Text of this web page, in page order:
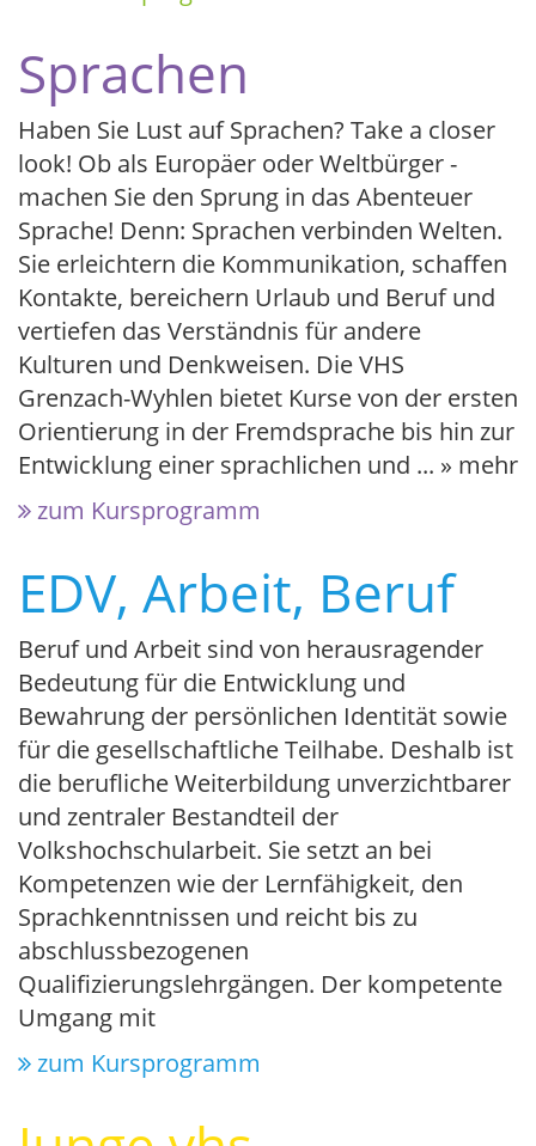
Sprachen
Haben Sie Lust auf Sprachen? Take a closer
look! Ob als Europäer oder Weltbürger -
machen Sie den Sprung in das Abenteuer
Sprache! Denn: Sprachen verbinden Welten.
Sie erleichtern die Kommunikation, schaffen
Kontakte, bereichern Urlaub und Beruf und
vertiefen das Verständnis für andere
Kulturen und Denkweisen. Die VHS
Grenzach-Wyhlen bietet Kurse von der ersten
Orientierung in der Fremdsprache bis hin zur
Entwicklung einer sprachlichen und ... » mehr
zum Kursprogramm
EDV, Arbeit, Beruf
Beruf und Arbeit sind von herausragender
Bedeutung für die Entwicklung und
Bewahrung der persönlichen Identität sowie
für die gesellschaftliche Teilhabe. Deshalb ist
die berufliche Weiterbildung unverzichtbarer
und zentraler Bestandteil der
Volkshochschularbeit. Sie setzt an bei
Kompetenzen wie der Lernfähigkeit, den
Sprachkenntnissen und reicht bis zu
abschlussbezogenen
Qualifizierungslehrgängen. Der kompetente
Umgang mit
zum Kursprogramm